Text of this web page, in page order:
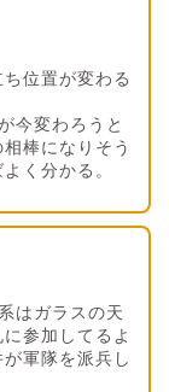
位置が変わる
今変わろうと
棒になりそう
く分かる。
はガラスの天
参加してるよ
軍隊を派兵し